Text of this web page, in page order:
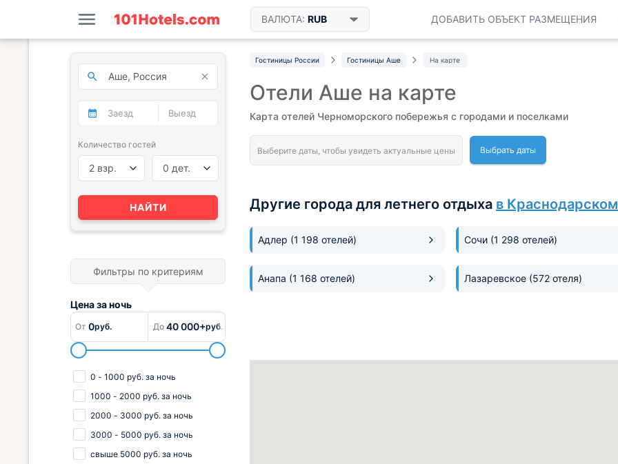
ВАЛЮТА: RUB ДОБАВИТЬ ОБЪЕКТ РАЗМЕЩЕНИЯ
Гостиницы России Гостиницы Аше На карте
Отели Аше на карте
Карта отелей Черноморского побережья с городами и поселками
Выбрать даты
Другие города для летнего отдыха в
Адлер (1 198 отелей) Сочи (1 298 отелей)
Анапа (1 168 отелей) Лазаревское (572 отеля)
Количество гостей
2 взр. 0 дет.
НАЙТИ
Фильтры по критериям
Цена заночь
От 0руб. До 40 000+руб.
0 - 1000 руб. за ночь
1000 - 2000 руб. за ночь
2000 - 3000 руб. за ночь
3000 - 5000 руб. за ночь
свыше 5000 руб. за ночь